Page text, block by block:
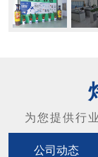
公司动态